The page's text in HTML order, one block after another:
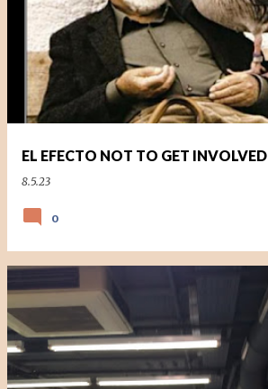
EL EFECTO NOT TO GET INVOLVED
8.5.23
0